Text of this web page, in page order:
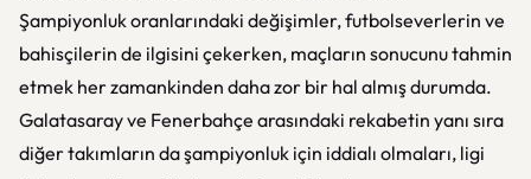
Şampiyonluk oranlarındaki değişimler, futbolseverlerin ve
bahisçilerin de ilgisini çekerken, maçların sonucunu tahmin
etmek her zamankinden daha zor bir hal almış durumda.
Galatasaray ve Fenerbahçe arasındaki rekabetin yanı sıra
diğer takımların da şampiyonluk için iddialı olmaları, ligi